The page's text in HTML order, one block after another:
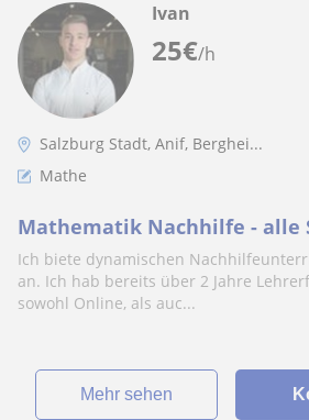
25€/h
Ivan
Salzburg Stadt, Anif, Berghei...
Mathe
Mathematik Nachhilfe - alle
Ich biete dynamischen
an. Ich hab bereits über 2 Jahre
sowohl Online, als auc...
Mehr sehen